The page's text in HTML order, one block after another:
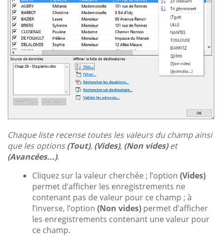
Chaque liste recense toutes les valeurs du champ ainsi
que les options(Tout), (Vides), (Non vides)et
(Avancées...).
Cliquez sur la valeur cherchée ; l’option (Vides)
permet d’afficher les enregistrements ne
contenant pas de valeur pour ce champ ; à
l’inverse, l’option (Non vides) permet d’afficher
les enregistrements contenant une valeur pour
ce champ.